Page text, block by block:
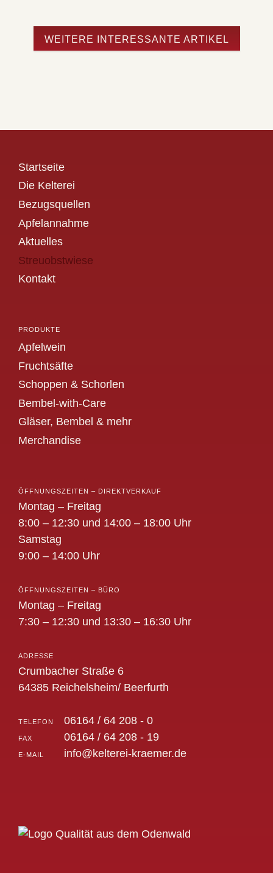
WEITERE INTERESSANTE ARTIKEL
Startseite
Die Kelterei
Bezugsquellen
Apfelannahme
Aktuelles
Streuobstwiese
Kontakt
PRODUKTE
Apfelwein
Fruchtsäfte
Schoppen & Schorlen
Bembel-with-Care
Gläser, Bembel & mehr
Merchandise
ÖFFNUNGSZEITEN – DIREKTVERKAUF
Montag – Freitag
8:00 – 12:30 und 14:00 – 18:00 Uhr
Samstag
9:00 – 14:00 Uhr
ÖFFNUNGSZEITEN – BÜRO
Montag – Freitag
7:30 – 12:30 und 13:30 – 16:30 Uhr
ADRESSE
Crumbacher Straße 6
64385 Reichelsheim/ Beerfurth
TELEFON 06164 / 64 208 - 0
FAX 06164 / 64 208 - 19
E-MAIL info@kelterei-kraemer.de